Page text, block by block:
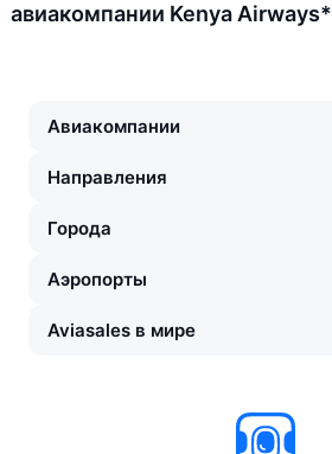
авиакомпании Kenya Airways*
Авиакомпании
Направления
Города
Аэропорты
Aviasales в мире